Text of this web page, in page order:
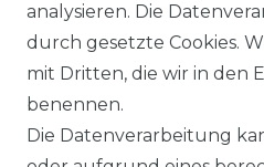
ab 57,99 €
analysieren. Die
durch gesetzte Cookies.
mit Dritten, die wir in den
benennen.
Die Datenverarbeitung